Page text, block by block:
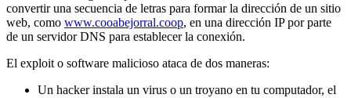
convertir una secuencia de letras para formar la dirección de un sitio
web, como www.cooabejorral.coop, en una dirección IP por parte
de un servidor DNS para establecer la conexión.
El exploit o software malicioso ataca de dos maneras:
Un hacker instala un virus o un troyano en tu computador, el